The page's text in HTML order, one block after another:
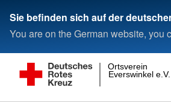
Sie befinden sich auf der
You are on the German website,
Everswinkel e.V.
Ortsverein